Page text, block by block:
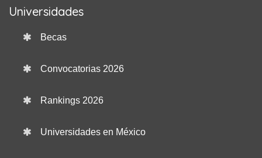
Universidades
Becas
Convocatorias 2026
Rankings 2026
Universidades en México